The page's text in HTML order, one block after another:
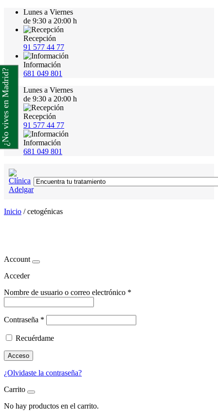
Lunes a Viernes
de 9:30 a 20:00 h
Recepción
91 577 44 77
Información
681 049 801
Lunes a Viernes
de 9:30 a 20:00 h
Recepción
91 577 44 77
Información
681 049 801
Inicio /cetogénicas
Account
Acceder
Nombre de usuario o correo electrónico *
Contraseña *
Recuérdame
Acceso
¿Olvidaste la contraseña?
Carrito
No hay productos en el carrito.
¿No vives en Madrid?